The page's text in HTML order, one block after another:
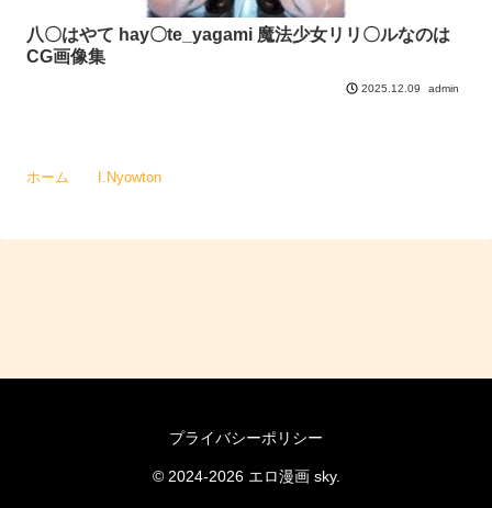
八〇はやて hay〇te_yagami 魔法少女リリ〇ルなのは
CG画像集
2025.12.09 admin
ホーム I.Nyowton
プライバシーポリシー
© 2024-2026 エロ漫画 sky.